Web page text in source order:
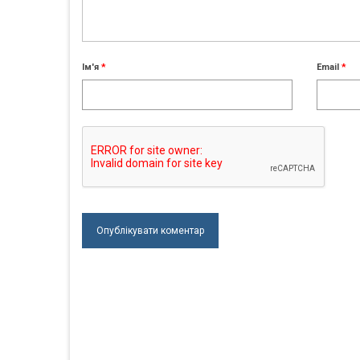
Ім'я * Email*